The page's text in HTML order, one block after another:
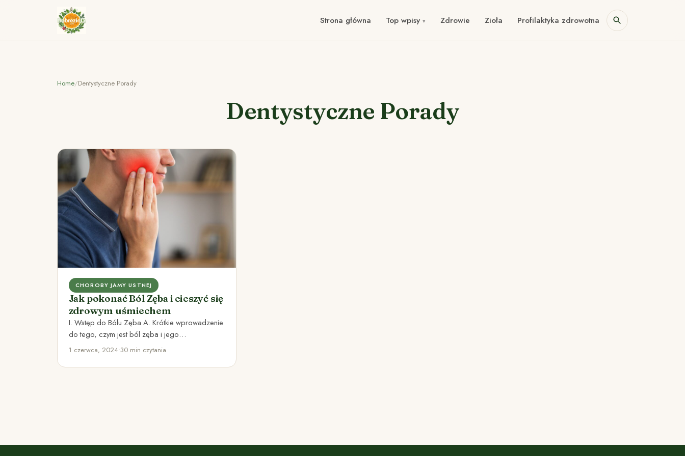
Strona główna Top wpisy Zdrowie Zioła Profilaktyka zdrowotna
Home/Dentystyczne Porady
Dentystyczne Porady
CHOROBY JAMY USTNEJ
Jak pokonać Ból Zęba i cieszyć się
zdrowym uśmiechem
I. Wstęp do Bólu Zęba A. Krótkie wprowadzenie
do tego, czym jest ból zęba i jego
rozpowszechnienie Ból…
1 czerwca, 2024•30 min czytania